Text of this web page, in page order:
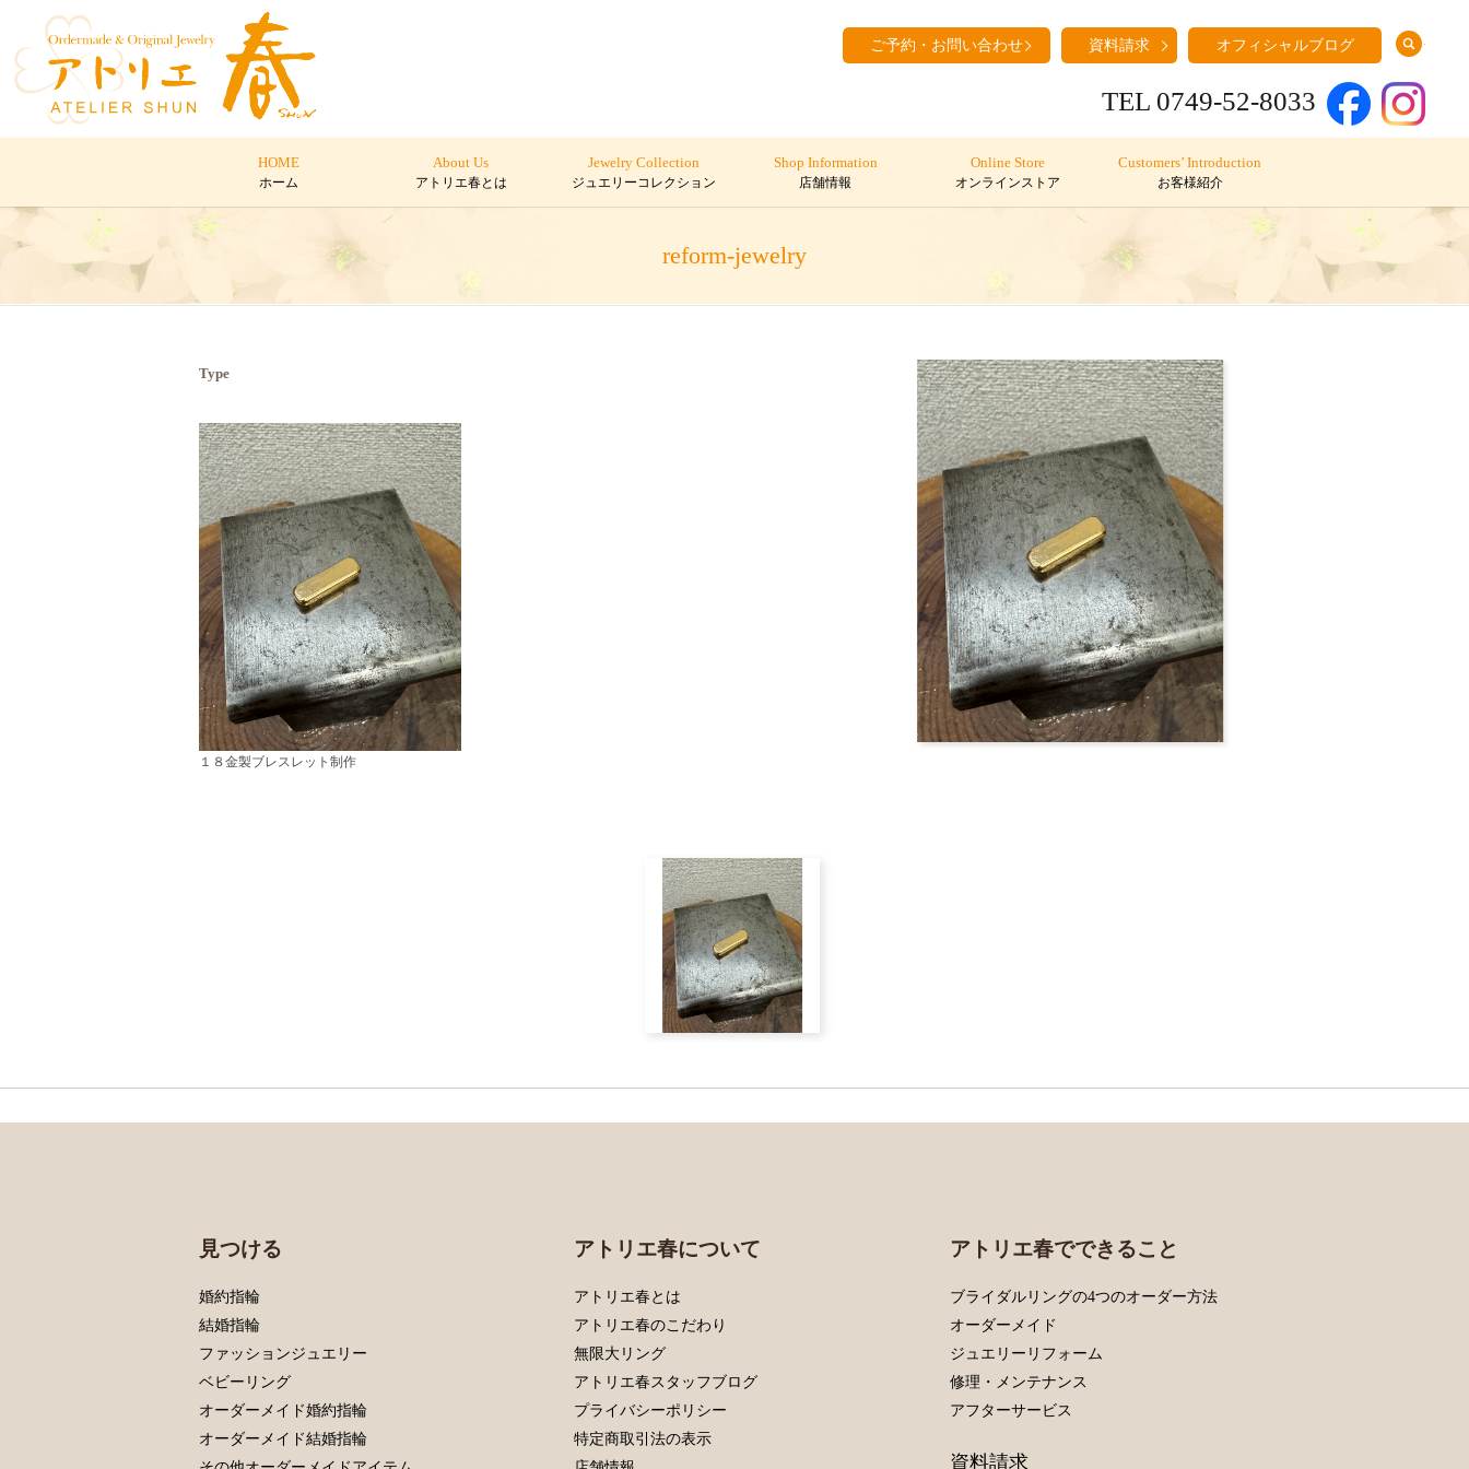
ご予約・お問い合わせ 資料請求 オフィシャルブログ
TEL 0749-52-8033
HOME
ホーム
About Us
アトリエ春とは
Jewelry Collection
ジュエリーコレクション
Shop Information
店舗情報
Online Store
オンラインストア
Customers’ Introduction
お客様紹介
reform-jewelry
Type
１８金製ブレスレット制作
見つける
婚約指輪
結婚指輪
ファッションジュエリー
ベビーリング
オーダーメイド婚約指輪
オーダーメイド結婚指輪
アトリエ春について
アトリエ春とは
アトリエ春のこだわり
無限大リング
アトリエ春スタッフブログ
プライバシーポリシー
特定商取引法の表示
アトリエ春でできること
ブライダルリングの4つのオーダー方法
オーダーメイド
ジュエリーリフォーム
修理・メンテナンス
アフターサービス
資料請求